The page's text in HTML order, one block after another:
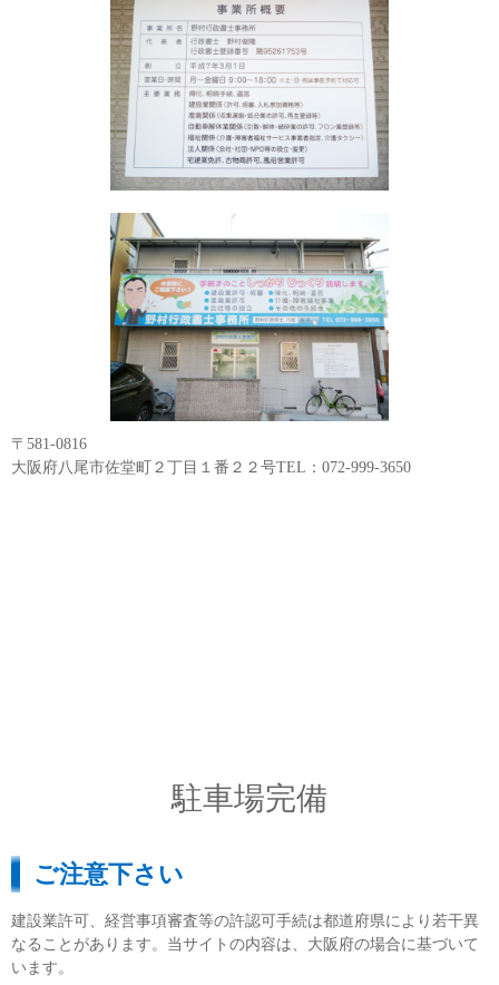
〒581-0816
大阪府八尾市佐堂町２丁目１番２２号TEL：072-999-3650
駐車場完備
ご注意下さい
建設業許可、経営事項審査等の許認可手続は都道府県により若干異
なることがあります。当サイトの内容は、大阪府の場合に基づいて
います。